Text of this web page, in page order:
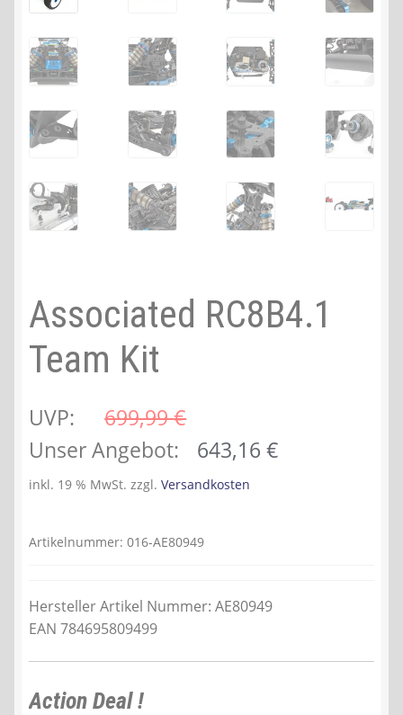
Associated RC8B4.1
Team Kit
UVP: 699,99 €
Ursprünglicher
Preis
699,99 €
Unser Angebot: 643,16 €Aktueller
inkl. 19 % MwSt. zzgl. Versandkosten
Hersteller Artikel Nummer: AE80949
EAN 784695809499
Action Deal !
Artikelnummer: 016-AE80949